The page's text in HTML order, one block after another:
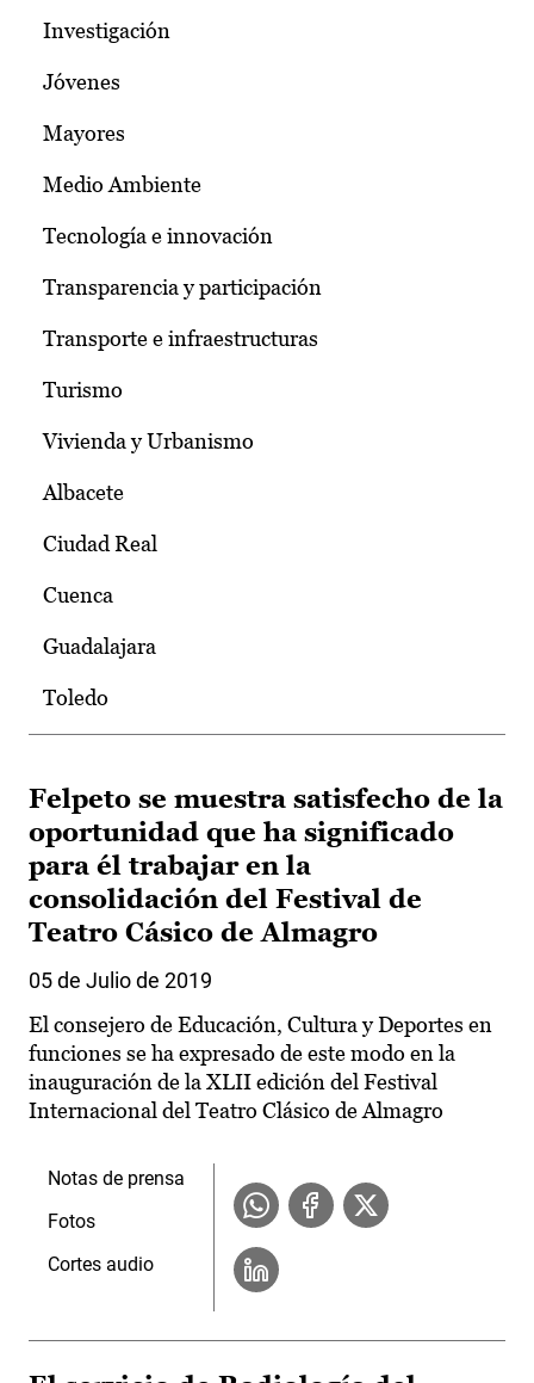
Investigación
Jóvenes
Mayores
Medio Ambiente
Tecnología e innovación
Transparencia y participación
Transporte e infraestructuras
Turismo
Vivienda y Urbanismo
Albacete
Ciudad Real
Cuenca
Guadalajara
Toledo
Felpeto se muestra satisfecho de la
oportunidad que ha significado
para él trabajar en la
consolidación del Festival de
Teatro Cásico de Almagro
05 de Julio de 2019
El consejero de Educación, Cultura y Deportes en
funciones se ha expresado de este modo en la
inauguración de la XLII edición del Festival
Internacional del Teatro Clásico de Almagro
Notas de prensa
Fotos
Cortes audio